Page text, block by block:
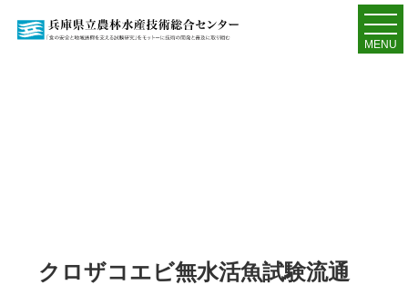
MENU
クロザコエビ無水活魚試験流通